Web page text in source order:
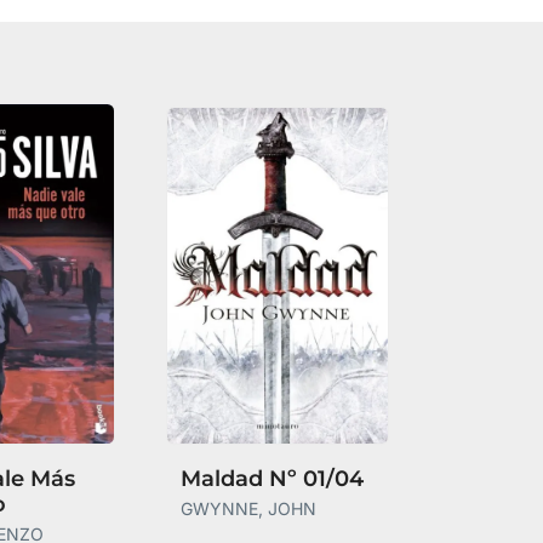
Más
Maldad Nº 01/04
GWYNNE, JOHN